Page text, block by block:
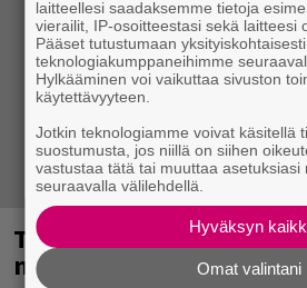
Tampereella
nämä artistit mukana
laitteellesi saadaksemme tietoja
vierailit, IP-osoitteestasi sekä laitteesi
Pääset tutustumaan
teknologiakumppaneihimme
Hylkääminen voi vaikuttaa sivuston
käytettävyyteen.
Jotkin teknologiamme voivat käsitellä
suostumusta, jos niillä on siihen
vastustaa tätä tai muuttaa asetuksiasi
seuraavalla välilehdellä.
Hyväksyn
Omat valintani